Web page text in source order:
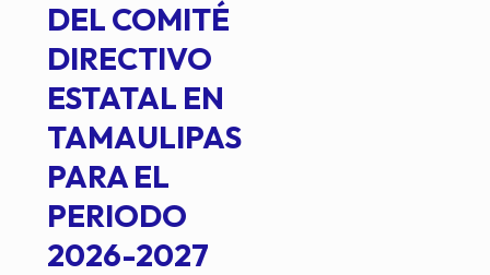
DEL COMITÉ
DIRECTIVO
ESTATAL EN
TAMAULIPAS
PARA EL
PERIODO
2026-2027